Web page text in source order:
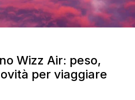
Wizz Air: peso,
per viaggiare